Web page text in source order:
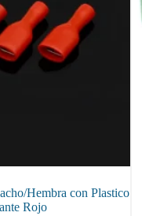
Hembra con Plastico
Rojo